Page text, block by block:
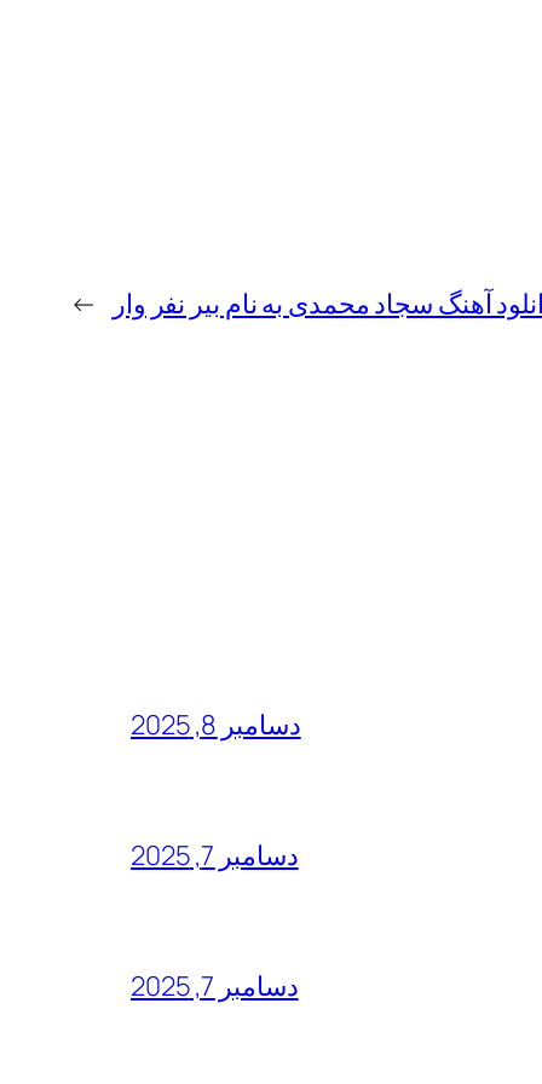
آهنگ سجاد محمدی به نام بیر نفر وار →
دسامبر 8, 2025
دسامبر 7, 2025
دسامبر 7, 2025